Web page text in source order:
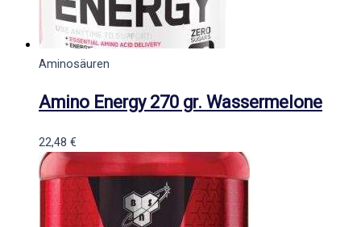
Aminosäuren
Amino Energy 270 gr. Wassermelone
22,48 €